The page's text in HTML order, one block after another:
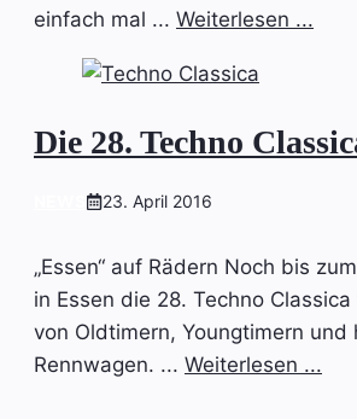
einfach mal ... Weiterlesen ...
Die 28. Techno
23. April 2016
„Essen“ auf Rädern Noch bis
in Essen die 28. Techno
von Oldtimern, Youngtimern und
Rennwagen. ... Weiterlesen ...